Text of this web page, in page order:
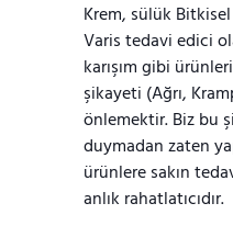
Krem, sülük Bitkisel
Varis tedavi edici
karışım gibi
şikayeti (Ağrı,
önlemektir. Biz bu
duymadan zaten
ürünlere sakın
anlık rahatlatıcıdır.